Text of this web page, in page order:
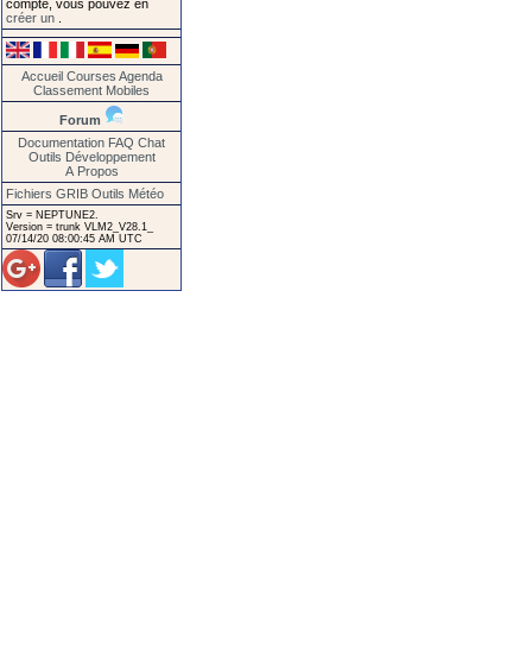
compte, vous pouvez en
créer un
Accueil Courses Agenda
Classement Mobiles
Forum
Documentation FAQ Chat
Outils Développement
A Propos
Fichiers GRIB Outils Météo
Srv = NEPTUNE2.
Version = trunk VLM2_V28.1_
07/14/20 08:00:45 AM UTC